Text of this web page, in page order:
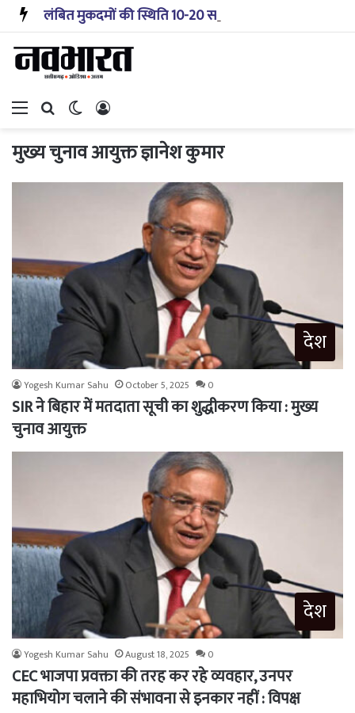
Menu Search forSwitch skin
मुख्य चुनाव आयुक्त ज्ञानेश कुमार
देश
Yogesh Kumar Sahu October 5, 2025 0
SIR ने बिहार में मतदाता सूची का शुद्धीकरण किया : मुख्य
चुनाव आयुक्त
देश
Yogesh Kumar Sahu August 18, 2025 0
CEC भाजपा प्रवक्ता की तरह कर रहे व्यवहार, उनपर
महाभियोग चलाने की संभावना से इनकार नहीं : विपक्ष